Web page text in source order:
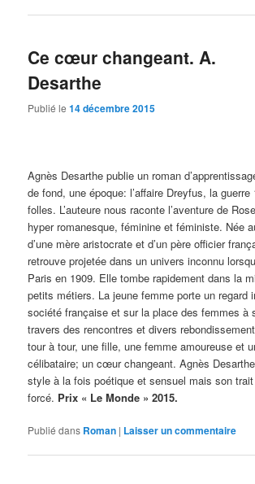
Ce cœur changeant. A.
Desarthe
Publié le14 décembre 2015
Agnès Desarthe publie un roman
de fond, une époque: l’affaire Dreyfus, la
folles. L’auteure nous raconte l’aventure de
hyper romanesque, féminine et féministe. Née
d’une mère aristocrate et d’un père officier
retrouve projetée dans un univers inconnu
Paris en 1909. Elle tombe rapidement dans la
petits métiers. La jeune femme porte un regard
société française et sur la place des femmes à
travers des rencontres et divers
tour à tour, une fille, une femme amoureuse et
célibataire; un cœur changeant. Agnès
style à la fois poétique et sensuel mais son
forcé. Prix « Le Monde » 2015.
Publié dans Roman | Laisser un commentaire